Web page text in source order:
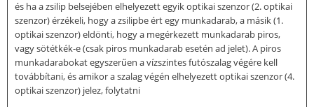
és ha a zsilip belsejében elhelyezett egyik optikai szenzor (2. optikai
szenzor) érzékeli, hogy a zsilipbe ért egy munkadarab, a másik (1.
optikai szenzor) eldönti, hogy a megérkezett munkadarab piros,
vagy sötétkék-e (csak piros munkadarab esetén ad jelet). A piros
munkadarabokat egyszerűen a vízszintes futószalag végére kell
továbbítani, és amikor a szalag végén elhelyezett optikai szenzor (4.
optikai szenzor) jelez, folytatni